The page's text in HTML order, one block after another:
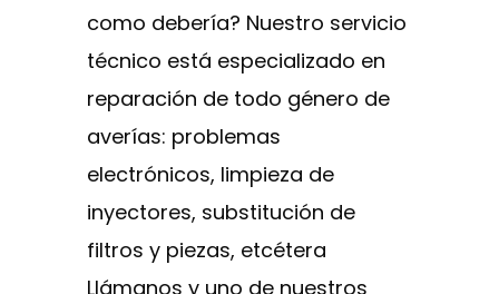
como debería? Nuestro servicio
técnico está especializado en
reparación de todo género de
averías: problemas
electrónicos, limpieza de
inyectores, substitución de
filtros y piezas, etcétera
Llámanos y uno de nuestros